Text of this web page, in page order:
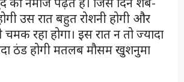
उस रात बहुत रोशनी होगी और
रहा होगा। इस रात न तो ज्यादा
ठंड होगी मतलब मौसम खुशनुमा